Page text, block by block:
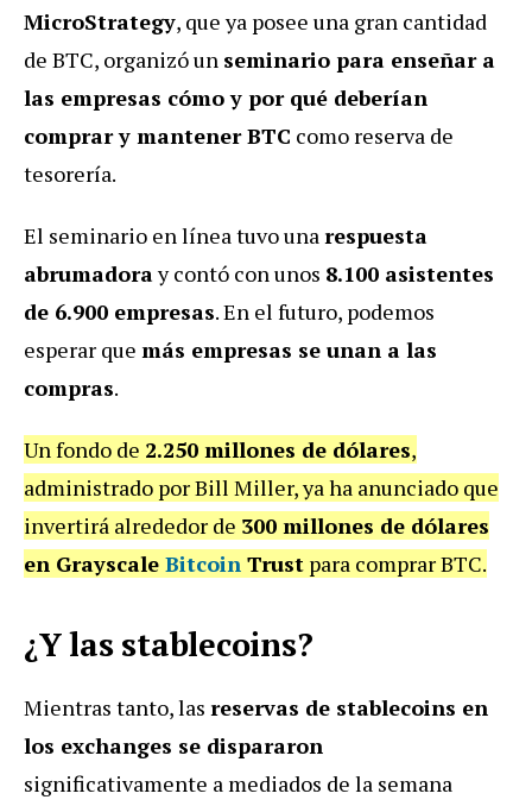
MicroStrategy, que ya posee una gran cantidad
de BTC, organizó un seminario para enseñar a
las empresas cómo y por qué deberían
comprar y mantener BTC como reserva de
tesorería.
El seminario en línea tuvo unarespuesta
abrumadoray contó con unos 8.100 asistentes
de 6.900 empresas. En el futuro, podemos
esperar que más empresas se unan a las
compras.
Un fondo de 2.250 millones de dólares,
administrado por Bill Miller, ya ha anunciado que
invertirá alrededor de 300 millones de dólares
en Grayscale Bitcoin Trust para comprar BTC.
¿Y las stablecoins?
Mientras tanto, las reservas de stablecoins en
los exchanges se dispararon
significativamente a mediados de la semana